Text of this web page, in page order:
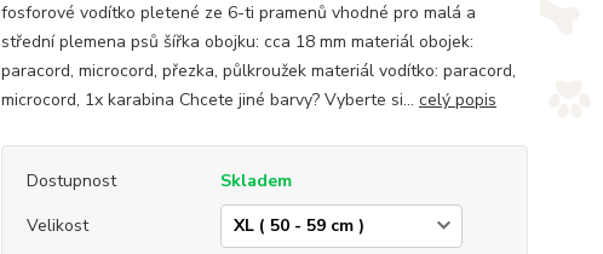
fosforové vodítko pletené ze 6-ti pramenů vhodné pro malá a
střední plemena psů šířka obojku: cca 18 mm materiál obojek:
paracord, microcord, přezka, půlkroužek materiál vodítko: paracord,
microcord, 1x karabina Chcete jiné barvy? Vyberte si... celý popis
Dostupnost
Skladem
Velikost